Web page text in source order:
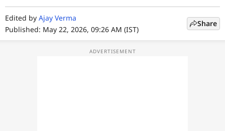
मोबाइल फोन्स
गेमिंग
Edited by Ajay Verma
Published: May 22, 2026, 09:26 AM (IST)
Share